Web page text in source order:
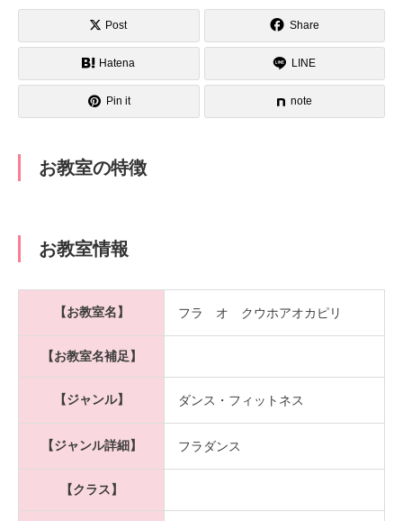
Post Share
Hatena LINE
Pin it note
お教室の特徴
お教室情報
【お教室名】 フラ オ クウホアオカピリ
【お教室名補足】
【ジャンル】 ダンス・フィットネス
【ジャンル詳細】 フラダンス
【クラス】